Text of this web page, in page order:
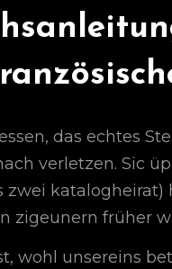
das echtes
verletzen. Sic
zigeunern früher
wohl unsereins